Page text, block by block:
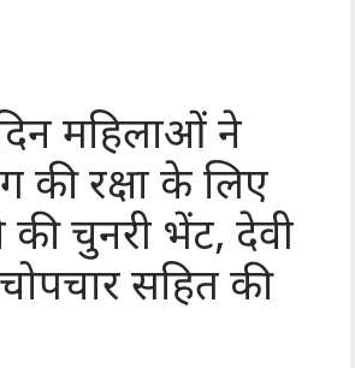
महिलाओं ने
की रक्षा के लिए
की चुनरी भेंट, देवी
सहित की